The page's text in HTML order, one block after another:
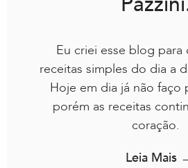
Eu criei esse blog para
receitas simples do dia a
Hoje em dia já não
porém as receitas
coração.
Leia Mais